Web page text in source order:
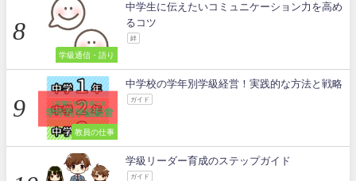
学級通信・語り
中学生に伝えたいコミュニケーション力を高め
るコツ
絆
教員の仕事
中学校の学年別学級経営！実践的な方法と戦略
ガイド
学級リーダー育成のステップガイド
ガイド